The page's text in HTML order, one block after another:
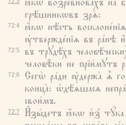
72:4
72:5
72:6
72:7
грѣ́шникѡвъ зрѧ̀:
ꙗ҆́кѡ нѣ́сть
ᲂу҆твержде́нїѧ въ ра́нѣ
въ трꙋдѣ́хъ
человѣ̑ки не прїи́мꙋтъ
Сегѡ̀ ра́ди ᲂу҆держа̀ ѧ҆̀
конца̀: ѡ҆дѣ́ѧшасѧ
свои́мъ.
И҆зы́детъ ꙗ҆́кѡ и҆з̾ тꙋ́ка